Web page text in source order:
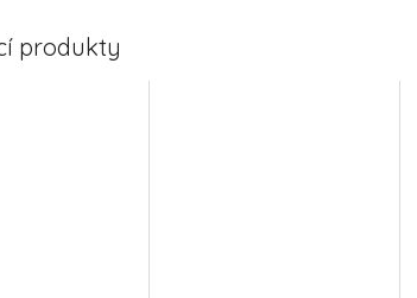
produkty